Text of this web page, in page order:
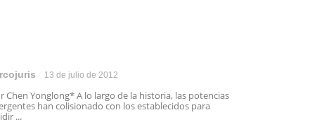
13 de julio de 2012
Chen Yonglong* A lo largo de la historia, las potencias
han colisionado con los establecidos para
...